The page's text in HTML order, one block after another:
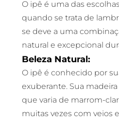
O ipê é uma das
quando se trata de
se deve a uma
natural e excepcional
Beleza Natural:
O ipê é conhecido por
exuberante. Sua
que varia de marrom-
muitas vezes com veios